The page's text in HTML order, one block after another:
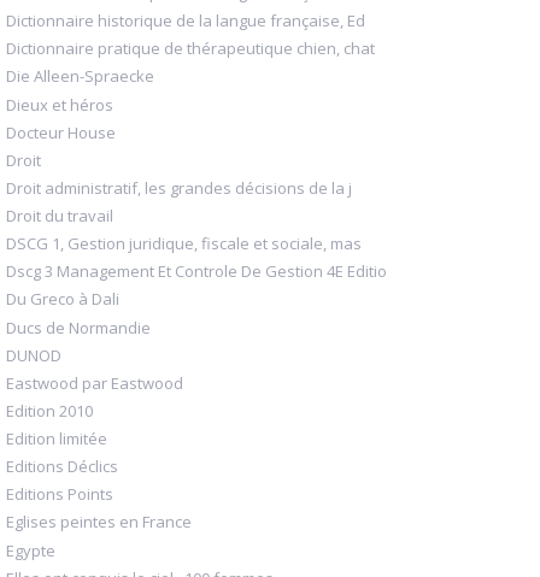
Dictionnaire historique de la langue française, Ed
Dictionnaire pratique de thérapeutique chien, chat
Die Alleen-Spraecke
Dieux et héros
Docteur House
Droit
Droit administratif, les grandes décisions de la j
Droit du travail
DSCG 1, Gestion juridique, fiscale et sociale, mas
Dscg 3 Management Et Controle De Gestion 4E Editio
Du Greco à Dali
Ducs de Normandie
DUNOD
Eastwood par Eastwood
Edition 2010
Edition limitée
Editions Déclics
Editions Points
Eglises peintes en France
Egypte